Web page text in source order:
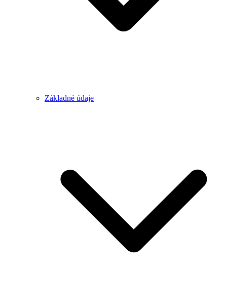
Základné údaje